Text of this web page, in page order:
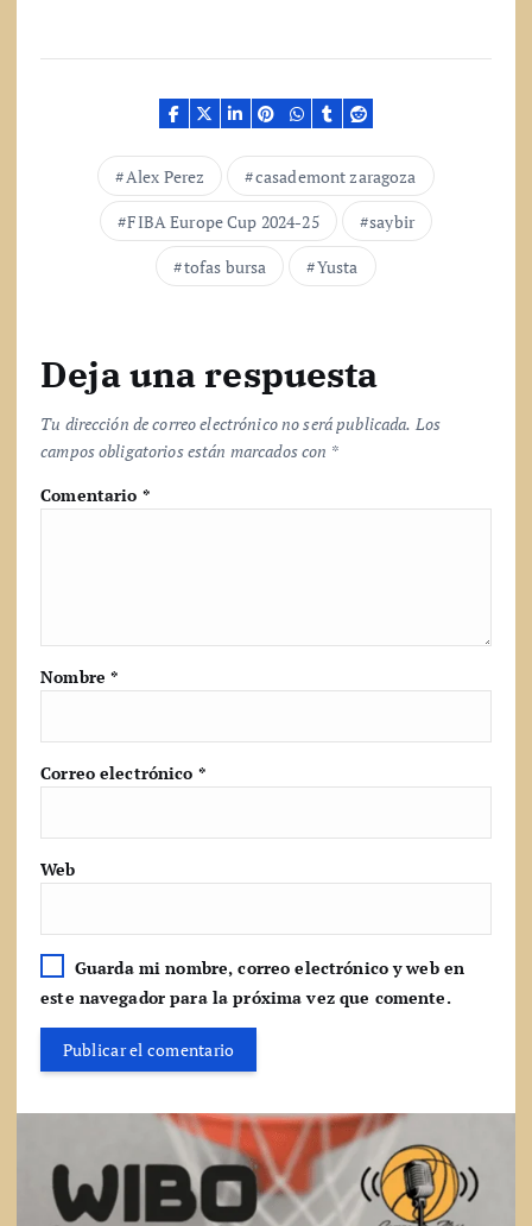
a
Alex Perez
casademont zaragoza
FIBA Europe Cup 2024-25
saybir
tofas bursa
Yusta
Deja una respuesta
Tu dirección de correo electrónico no será publicada. Los
campos obligatorios están marcados con *
Comentario *
Nombre*
Correo electrónico *
Web
Guarda mi nombre, correo electrónico y web en
este navegador para la próxima vez que comente.